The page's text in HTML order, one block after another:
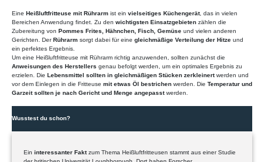
Eine Heißluftfritteuse mit Rührarm ist ein vielseitiges Küchengerät, das in vielen
Bereichen Anwendung findet. Zu den wichtigsten Einsatzgebieten zählen die
Zubereitung von Pommes Frites, Hähnchen, Fisch, Gemüse und vielen anderen
Gerichten. DerRührarm sorgt dabei für eine gleichmäßige Verteilung der Hitze und
ein perfektes Ergebnis.
Um eine Heißluftfritteuse mit Rührarm richtig anzuwenden, sollten zunächst die
Anweisungen des Herstellers genau befolgt werden, um ein optimales Ergebnis zu
erzielen. Die Lebensmittel sollten in gleichmäßigen Stücken zerkleinertwerden und
vor dem Einlegen in die Fritteuse mit etwas Öl bestrichen werden. Die Temperatur und
Garzeit sollten je nach Gericht und Menge angepasstwerden.
Wusstest du schon?
Ein interessanter Fakt zum Thema Heißluftfritteusen stammt aus einer Studie